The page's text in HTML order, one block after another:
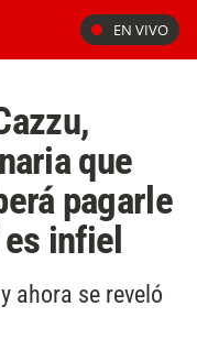
EN VIVO
que
pagarle
infiel
ahora se reveló